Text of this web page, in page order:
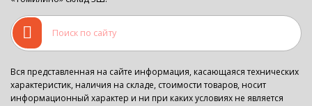
Вся представленная на сайте информация, касающаяся технических
характеристик, наличия на складе, стоимости товаров, носит
информационный характер и ни при каких условиях не является